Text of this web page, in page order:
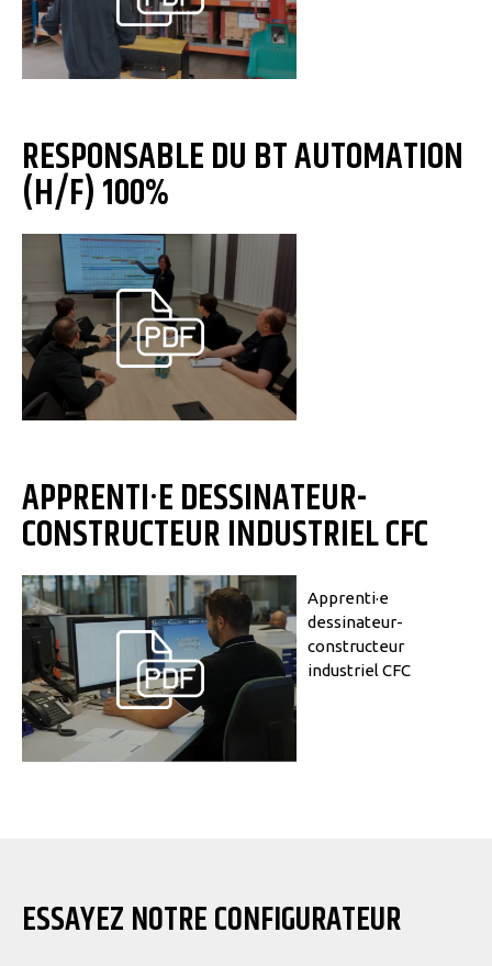
RESPONSABLE DU BT AUTOMATION
(H/F) 100%
APPRENTI·E DESSINATEUR-
CONSTRUCTEUR INDUSTRIEL CFC
Apprenti·e
dessinateur-
constructeur
industriel CFC
ESSAYEZ NOTRE CONFIGURATEUR